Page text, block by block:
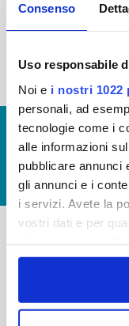
Consenso
Uso responsabile
Noi e i nostri 1022
personali, ad
tecnologie come i
alle informazioni
pubblicare annunci
gli annunci e i
i servizi. Avete la
vostri dati e per
in cui avete
modificare o
momento dalla
© Copyright 2017 -
Via Villamagna 90/